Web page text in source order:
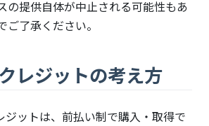
の提供自体が中止される可能性もあ
ご了承ください。
レジットの考え方
ジットは、前払い制で購入・取得で